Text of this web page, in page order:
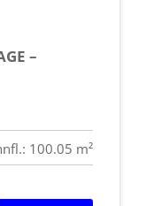
–
100.05 m²